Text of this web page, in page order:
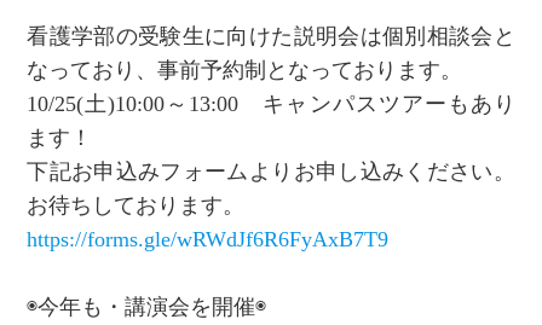
看護学部の受験生に向けた説明会は個別相談会と
なっており、事前予約制となっております。
10/25(土)10:00～13:00 キャンパスツアーもあり
ます！
下記お申込みフォームよりお申し込みください。
お待ちしております。
https://forms.gle/wRWdJf6R6FyAxB7T9
◉今年も・講演会を開催◉